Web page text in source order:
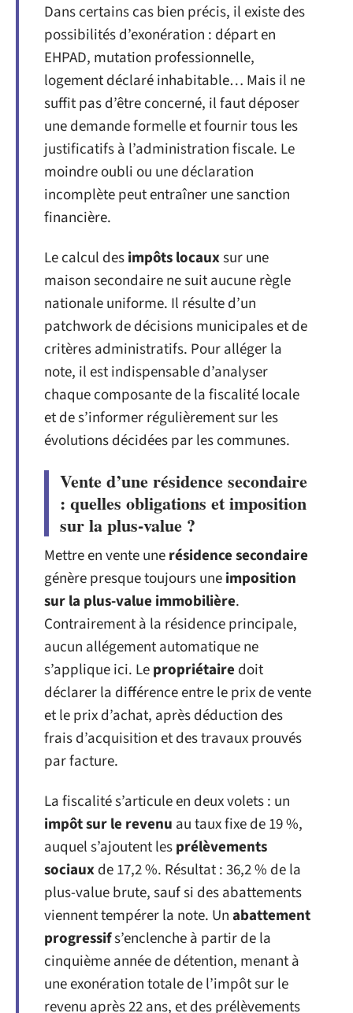
Dans certains cas bien précis, il existe des
possibilités d’exonération : départ en
EHPAD, mutation professionnelle,
logement déclaré inhabitable… Mais il ne
suffit pas d’être concerné, il faut déposer
une demande formelle et fournir tous les
justificatifs à l’administration fiscale. Le
moindre oubli ou une déclaration
incomplète peut entraîner une sanction
financière.
Le calcul desimpôts locauxsur une
maison secondaire ne suit aucune règle
nationale uniforme. Il résulte d’un
patchwork de décisions municipales et de
critères administratifs. Pour alléger la
note, il est indispensable d’analyser
chaque composante de la fiscalité locale
et de s’informer régulièrement sur les
évolutions décidées par les communes.
Vente d’une résidence secondaire
: quelles obligations et imposition
sur la plus-value ?
Mettre en vente unerésidence secondaire
génère presque toujours uneimposition
sur la plus-value immobilière.
Contrairement à la résidence principale,
aucun allégement automatique ne
s’applique ici. Lepropriétaire doit
déclarer la différence entre le prix de vente
et le prix d’achat, après déduction des
frais d’acquisition et des travaux prouvés
par facture.
La fiscalité s’articule en deux volets : un
impôt sur le revenu au taux fixe de 19 %,
auquel s’ajoutent lesprélèvements
sociauxde 17,2 %. Résultat : 36,2 % de la
plus-value brute, sauf si des abattements
viennent tempérer la note. Unabattement
progressifs’enclenche à partir de la
cinquième année de détention, menant à
une exonération totale de l’impôt sur le
revenu après 22 ans, et des prélèvements